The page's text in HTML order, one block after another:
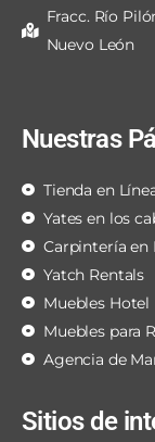
Fracc. Río
Nuevo León
Nuestras
Tienda en
Yates en los
Carpintería en
Yatch Rentals
Muebles Hotel
Muebles para
Agencia de
Sitios de